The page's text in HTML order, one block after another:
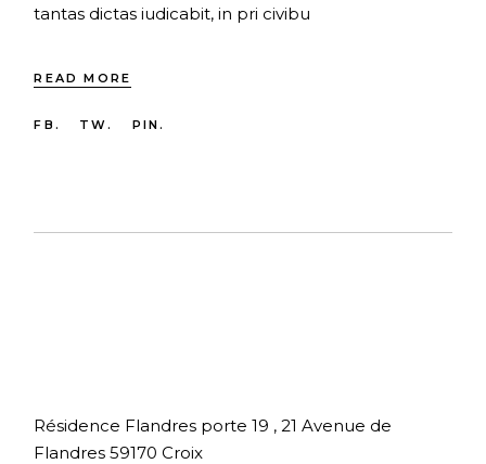
tantas dictas iudicabit, in pri civibu
READ MORE
FB. TW. PIN.
Résidence Flandres porte 19 , 21 Avenue de
Flandres 59170 Croix